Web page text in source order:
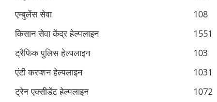
एम्बुलेंस सेवा
108
किसान सेवा केंद्र हेल्पलाइन
1551
ट्रैफिक पुलिस हेल्पलाइन
103
एंटी करप्शन हेल्पलाइन
1031
ट्रेन एक्सीडेंट हेल्पलाइन
1072